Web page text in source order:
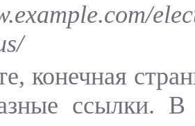
конечная
ссылки. В